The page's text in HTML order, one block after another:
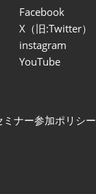
Facebook
X（旧:Twitter）
instagram
YouTube
ミナー参加ポリシー